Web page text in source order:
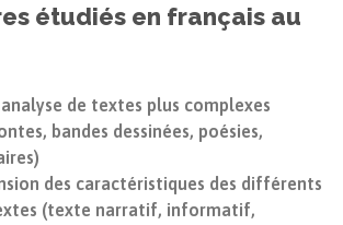
étudiés en français au
de textes plus complexes
bandes dessinées, poésies,
des caractéristiques des différents
(texte narratif, informatif,